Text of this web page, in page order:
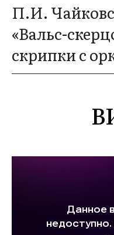
П.И.
«Вальс-
скрипки с